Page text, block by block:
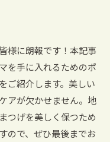
様に朗報です！本記事
を手に入れるためのポ
ご紹介します。美しい
アが欠かせません。地
つげを美しく保つため
ので、ぜひ最後までお